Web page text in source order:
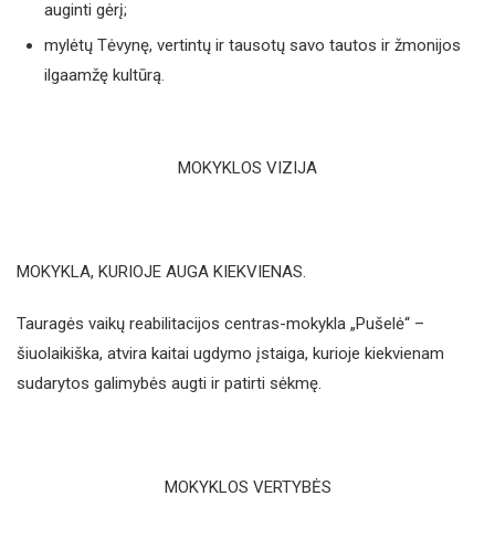
auginti gėrį;
mylėtų Tėvynę, vertintų ir tausotų savo tautos ir žmonijos
ilgaamžę kultūrą.
MOKYKLOS VIZIJA
MOKYKLA, KURIOJE AUGA KIEKVIENAS.
Tauragės vaikų reabilitacijos centras-mokykla „Pušelė“ –
šiuolaikiška, atvira kaitai ugdymo įstaiga, kurioje kiekvienam
sudarytos galimybės augti ir patirti sėkmę.
MOKYKLOS VERTYBĖS